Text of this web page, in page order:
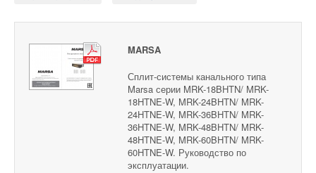
MARSA
Сплит-системы канального типа
Marsa серии MRK-18BHTN/ MRK-
18HTNE-W, MRK-24BHTN/ MRK-
24HTNE-W, MRK-36BHTN/ MRK-
36HTNE-W, MRK-48BHTN/ MRK-
48HTNE-W, MRK-60BHTN/ MRK-
60HTNE-W. Руководство по
эксплуатации.